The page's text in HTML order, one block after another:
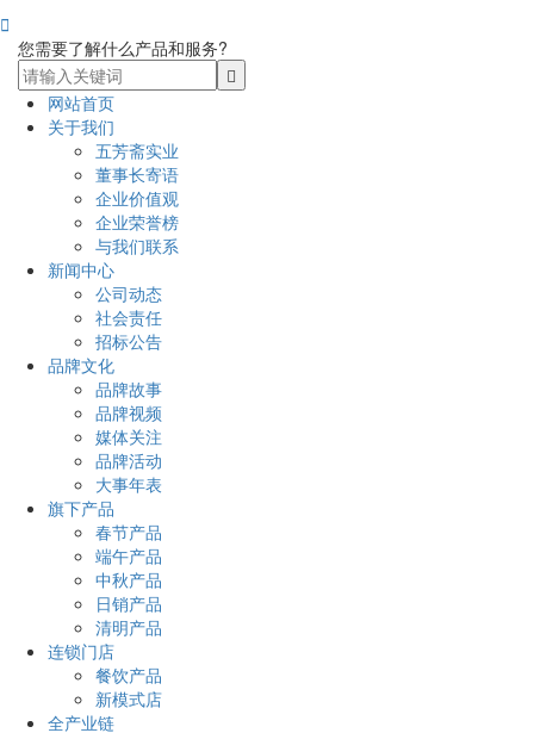

您需要了解什么产品和服务?
网站首页
关于我们
五芳斋实业
董事长寄语
企业价值观
企业荣誉榜
与我们联系
新闻中心
公司动态
社会责任
招标公告
品牌文化
品牌故事
品牌视频
媒体关注
品牌活动
大事年表
旗下产品
春节产品
端午产品
中秋产品
日销产品
清明产品
连锁门店
餐饮产品
新模式店
全产业链